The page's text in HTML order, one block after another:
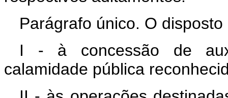
Parágrafo único. O
I - à concessão de
calamidade pública